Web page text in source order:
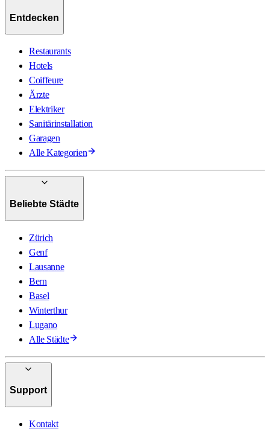
Entdecken
Restaurants
Hotels
Coiffeure
Ärzte
Elektriker
Sanitärinstallation
Garagen
Alle Kategorien
Beliebte Städte
Zürich
Genf
Lausanne
Bern
Basel
Winterthur
Lugano
Alle Städte
Support
Kontakt